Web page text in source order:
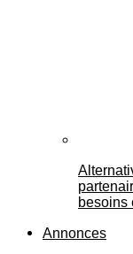
besoins
Annonces